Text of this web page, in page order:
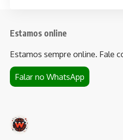
Estamos online
Estamos sempre online. Fale
Falar no WhatsApp